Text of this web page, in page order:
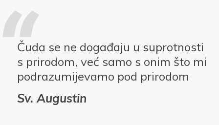
Čuda se ne događaju u suprotnosti
s prirodom, već samo s onim što mi
podrazumijevamo pod prirodom
Sv. Augustin